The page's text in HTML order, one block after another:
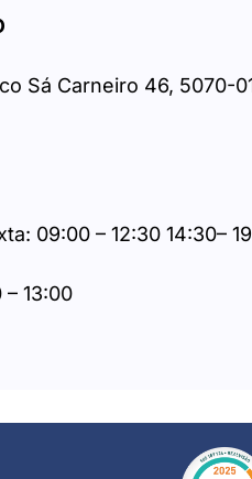
Sá Carneiro 46, 5070-
09:00 – 12:30 14:30–
13:00